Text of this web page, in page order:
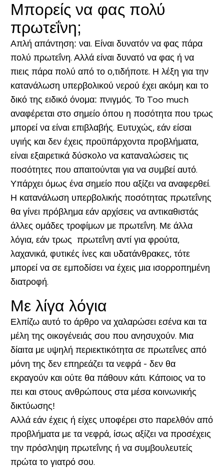
Μπορείς να φας πολύ
πρωτεΐνη;
Απλή απάντηση: ναι. Είναι δυνατόν να φας πάρα
πολύ πρωτεΐνη. Αλλά είναι δυνατό να φας ή να
πιεις πάρα πολύ από το ο,τιδήποτε. Η λέξη για την
κατανάλωση υπερβολικού νερού έχει ακόμη και το
δικό της ειδικό όνομα: πνιγμός. Το Too much
αναφέρεται στο σημείο όπου η ποσότητα που τρως
μπορεί να είναι επιβλαβής. Ευτυχώς, εάν είσαι
υγιής και δεν έχεις προϋπάρχοντα προβλήματα,
είναι εξαιρετικά δύσκολο να καταναλώσεις τις
ποσότητες που απαιτούνται για να συμβεί αυτό.
Υπάρχει όμως ένα σημείο που αξίζει να αναφερθεί.
Η κατανάλωση υπερβολικής ποσότητας πρωτεΐνης
θα γίνει πρόβλημα εάν αρχίσεις να αντικαθιστάς
άλλες ομάδες τροφίμων με πρωτεΐνη. Με άλλα
λόγια, εάν τρως πρωτεΐνη αντί για φρούτα,
λαχανικά, φυτικές ίνες και υδατάνθρακες, τότε
μπορεί να σε εμποδίσει να έχεις μια ισορροπημένη
διατροφή.
Με λίγα λόγια
Ελπίζω αυτό το άρθρο να χαλαρώσει εσένα και τα
μέλη της οικογένειάς σου που ανησυχούν. Μια
δίαιτα με υψηλή περιεκτικότητα σε πρωτεΐνες από
μόνη της δεν επηρεάζει τα νεφρά - δεν θα
εκραγούν και ούτε θα πάθουν κάτι. Κάποιος να το
πει και στους ανθρώπους στα μέσα κοινωνικής
δικτύωσης!
Αλλά εάν έχεις ή είχες υποφέρει στο παρελθόν από
προβλήματα με τα νεφρά, ίσως αξίζει να προσέχεις
την πρόσληψη πρωτεΐνης ή να συμβουλευτείς
πρώτα το γιατρό σου.